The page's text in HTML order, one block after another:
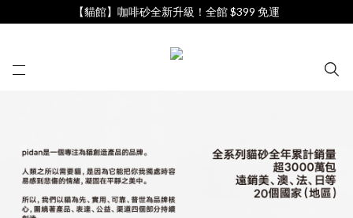
【貓館】咖啡砂全新升級！全館 $399 免運